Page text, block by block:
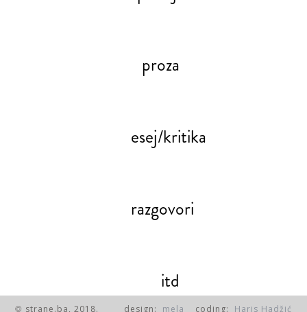
proza
esej/kritika
razgovori
itd
© strane.ba, 2018. design: mela coding: Haris Hadžić